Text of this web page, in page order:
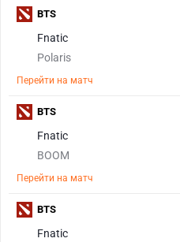
Fnatic
Polaris
Перейти на матч
BTS
Fnatic
BOOM
Перейти на матч
BTS
Fnatic
BTS